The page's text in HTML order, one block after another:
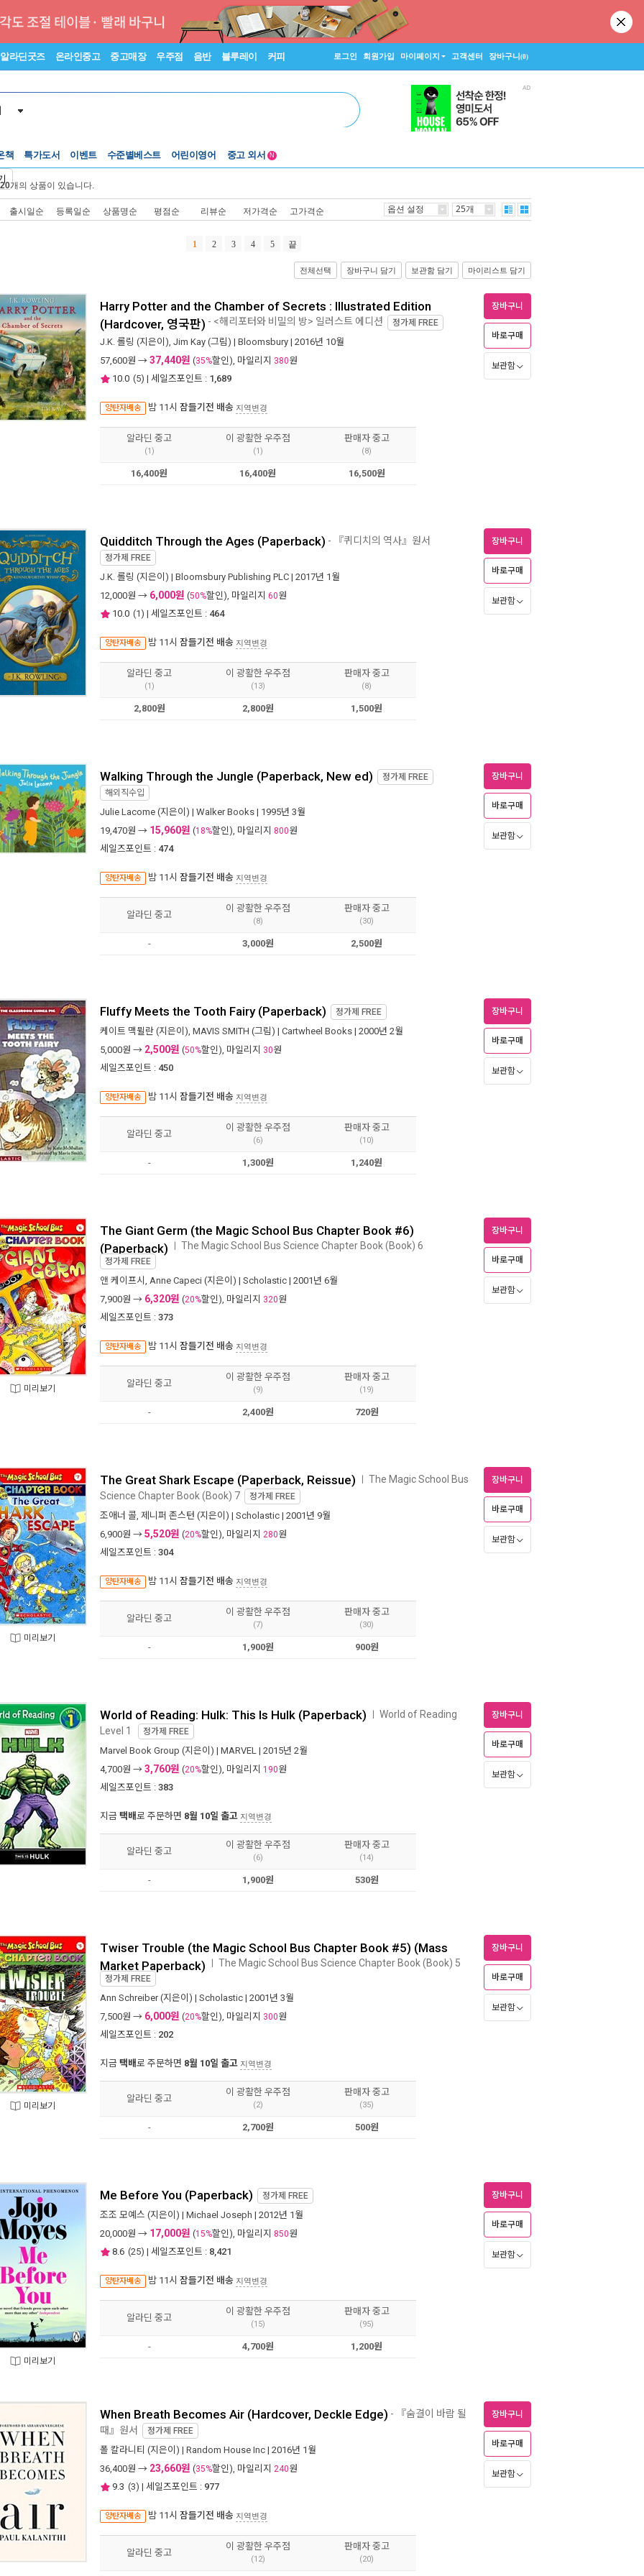
알라딘굿즈 온라인중고 중고매장 우주점 음반 블루레이 커피 로그인 회원가입 마이페이지 고객센터 장바구니(0)
책 특가도서 이벤트
수준별베스트
Lexile®
어린이영어
중고 외서
5백원부터
N
개의 상품이 있습니다.
출시일순 등록일순 상품명순 평점순 리뷰순 저가격순 고가격순 옵션 설정 25개
1 2 3 4 5 끝
전체선택 장바구니 담기 보관함 담기 마이리스트 담기
Harry Potter and the Chamber of Secrets : Illustrated Edition
(Hardcover, 영국판) - <해리포터와 비밀의 방> 일러스트 에디션 정가제 FREE
J.K. 롤링 (지은이), Jim Kay (그림) | Bloomsbury | 2016년 10월
57,600원 → 37,440원 (35%할인), 마일리지 380원
10.0 (5) | 세일즈포인트 : 1,689
양탄자배송 밤 11시 잠들기전 배송 지역변경
장바구니
바로구매
보관함
알라딘 중고
(1)
이 광활한 우주점
(1)
판매자 중고
(8)
16,400원 16,400원 16,500원
Quidditch Through the Ages (Paperback) - 『퀴디치의 역사』원서
정가제 FREE
J.K. 롤링 (지은이) | Bloomsbury Publishing PLC | 2017년 1월
12,000원 → 6,000원 (50%할인), 마일리지 60원
10.0 (1) | 세일즈포인트 : 464
양탄자배송 밤 11시 잠들기전 배송 지역변경
장바구니
바로구매
보관함
알라딘 중고
(1)
이 광활한 우주점
(13)
판매자 중고
(8)
2,800원 2,800원 1,500원
Walking Through the Jungle (Paperback, New ed) 정가제 FREE
해외직수입
Julie Lacome (지은이) | Walker Books | 1995년 3월
19,470원 → 15,960원 (18%할인), 마일리지 800원
세일즈포인트 : 474
양탄자배송 밤 11시 잠들기전 배송 지역변경
장바구니
바로구매
보관함
알라딘 중고
이 광활한 우주점
(8)
판매자 중고
(30)
- 3,000원 2,500원
Fluffy Meets the Tooth Fairy (Paperback) 정가제 FREE
케이트 맥뮐란 (지은이), MAVIS SMITH (그림) | Cartwheel Books | 2000년 2월
5,000원 → 2,500원 (50%할인), 마일리지 30원
세일즈포인트 : 450
양탄자배송 밤 11시 잠들기전 배송 지역변경
장바구니
바로구매
보관함
알라딘 중고
이 광활한 우주점
(6)
판매자 중고
(10)
- 1,300원 1,240원
미리보기
The Giant Germ (the Magic School Bus Chapter Book #6)
(Paperback) The Magic School Bus Science Chapter Book (Book) 6
정가제 FREE
앤 케이프시 Anne Capeci (지은이) | Scholastic | 2001년 6월
7,900원 → 6,320원 (20%할인), 마일리지 320원
세일즈포인트 : 373
양탄자배송 밤 11시 잠들기전 배송 지역변경
장바구니
바로구매
보관함
알라딘 중고
이 광활한 우주점
(9)
판매자 중고
(19)
- 2,400원 720원
미리보기
The Great Shark Escape (Paperback, Reissue) The Magic School Bus
Science Chapter Book (Book) 7 정가제 FREE
조애너 콜, 제니퍼 존스턴 (지은이) | Scholastic | 2001년 9월
6,900원 → 5,520원 (20%할인), 마일리지 280원
세일즈포인트 : 304
양탄자배송 밤 11시 잠들기전 배송 지역변경
장바구니
바로구매
보관함
알라딘 중고
이 광활한 우주점
(7)
판매자 중고
(30)
- 1,900원 900원
World of Reading: Hulk: This Is Hulk (Paperback) World of Reading
Level 1 정가제 FREE
Marvel Book Group (지은이) | MARVEL | 2015년 2월
4,700원 → 3,760원 (20%할인), 마일리지 190원
세일즈포인트 : 383
지금 택배로 주문하면 8월 10일 출고 지역변경
장바구니
바로구매
보관함
알라딘 중고
이 광활한 우주점
(6)
판매자 중고
(14)
- 1,900원 530원
미리보기
Twiser Trouble (the Magic School Bus Chapter Book #5) (Mass
Market Paperback) The Magic School Bus Science Chapter Book (Book) 5
정가제 FREE
Ann Schreiber(지은이) | Scholastic | 2001년 3월
7,500원 → 6,000원 (20%할인), 마일리지 300원
세일즈포인트 : 202
지금 택배로 주문하면 8월 10일 출고 지역변경
장바구니
바로구매
보관함
알라딘 중고
이 광활한 우주점
(2)
판매자 중고
(35)
- 2,700원 500원
미리보기
Me Before You (Paperback) 정가제 FREE
조조 모예스 (지은이) | Michael Joseph | 2012년 1월
20,000원 → 17,000원 (15%할인), 마일리지 850원
8.6 (25) | 세일즈포인트 : 8,421
양탄자배송 밤 11시 잠들기전 배송 지역변경
장바구니
바로구매
보관함
알라딘 중고
이 광활한 우주점
(15)
판매자 중고
(95)
- 4,700원 1,200원
When Breath Becomes Air (Hardcover, Deckle Edge) - 『숨결이 바람 될
때』원서 정가제 FREE
폴 칼라니티 (지은이) | Random House Inc | 2016년 1월
36,400원 → 23,660원 (35%할인), 마일리지 240원
9.3 (3) | 세일즈포인트 : 977
양탄자배송 밤 11시 잠들기전 배송 지역변경
장바구니
바로구매
보관함
알라딘 중고
이 광활한 우주점
(12)
판매자 중고
(20)